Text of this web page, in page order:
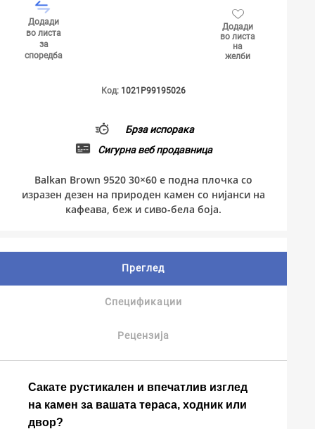
Додади
во листа
за
споредба
Додади
во листа
на
желби
Код: 1021P99195026
Брза испорака
Сигурна веб продавница
Balkan Brown 9520 30×60 е подна плочка со
изразен дезен на природен камен со нијанси на
кафеава, беж и сиво-бела боја.
Преглед
Спецификации
Рецензија
Сакате рустикален и впечатлив изглед
на камен за вашата тераса, ходник или
двор?